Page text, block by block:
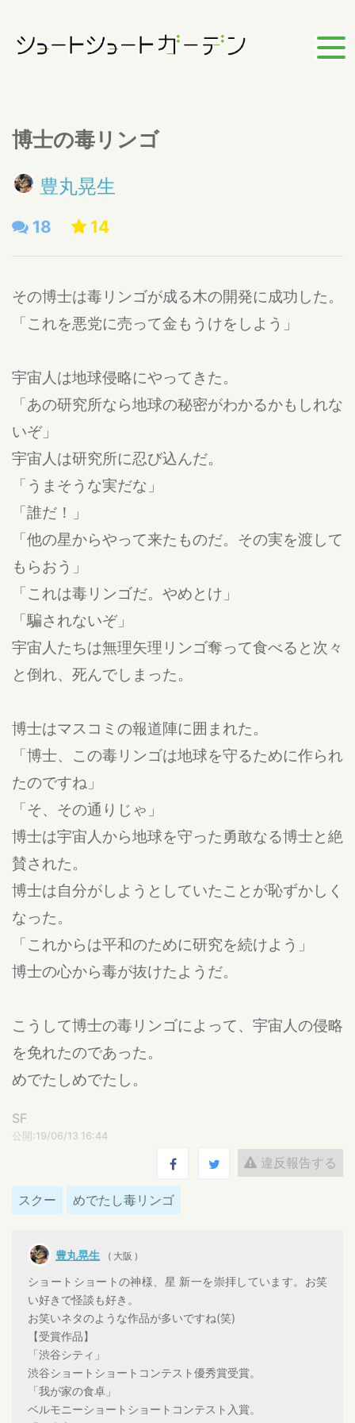
博士の毒リンゴ
豊丸晃生
18 14
その博士は毒リンゴが成る木の開発に成功した。
「これを悪党に売って金もうけをしよう」
宇宙人は地球侵略にやってきた。
「あの研究所なら地球の秘密がわかるかもしれな
いぞ」
宇宙人は研究所に忍び込んだ。
「うまそうな実だな」
「誰だ！」
「他の星からやって来たものだ。その実を渡して
もらおう」
「これは毒リンゴだ。やめとけ」
「騙されないぞ」
宇宙人たちは無理矢理リンゴ奪って食べると次々
と倒れ、死んでしまった。
博士はマスコミの報道陣に囲まれた。
「博士、この毒リンゴは地球を守るために作られ
たのですね」
「そ、その通りじゃ」
博士は宇宙人から地球を守った勇敢なる博士と絶
賛された。
博士は自分がしようとしていたことが恥ずかしく
なった。
「これからは平和のために研究を続けよう」
博士の心から毒が抜けたようだ。
こうして博士の毒リンゴによって、宇宙人の侵略
を免れたのであった。
めでたしめでたし。
SF
公開:19/06/13 16:44
違反報告する
スクー めでたし毒リンゴ
豊丸晃生 ( 大阪 )
ショートショートの神様、星 新一を崇拝しています。お笑
い好きで怪談も好き。
お笑いネタのような作品が多いですね(笑)
【受賞作品】
「渋谷シティ」
渋谷ショートショートコンテスト優秀賞受賞。
「我が家の食卓」
ベルモニーショートショートコンテスト入賞。